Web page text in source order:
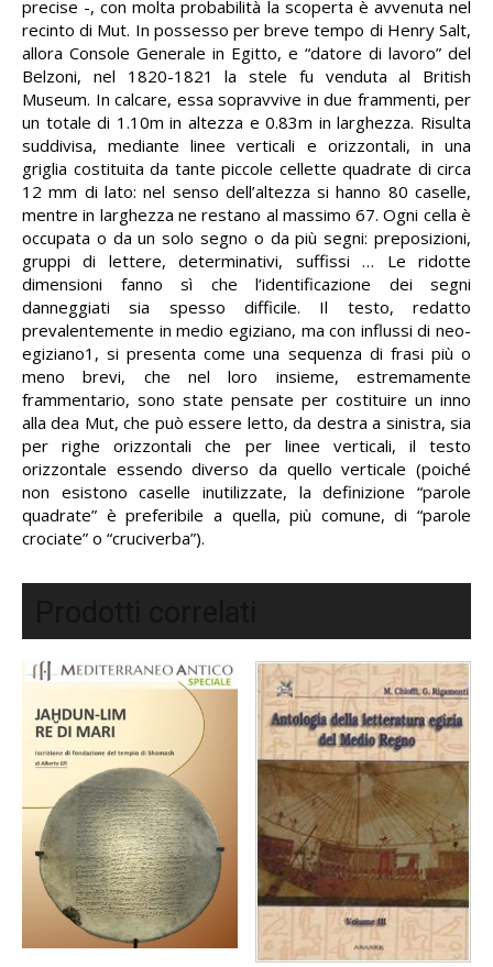
precise -, con molta probabilità la scoperta è avvenuta nel
recinto di Mut. In possesso per breve tempo di Henry Salt,
allora Console Generale in Egitto, e “datore di lavoro” del
Belzoni, nel 1820-1821 la stele fu venduta al British
Museum. In calcare, essa sopravvive in due frammenti, per
un totale di 1.10m in altezza e 0.83m in larghezza. Risulta
suddivisa, mediante linee verticali e orizzontali, in una
griglia costituita da tante piccole cellette quadrate di circa
12 mm di lato: nel senso dell’altezza si hanno 80 caselle,
mentre in larghezza ne restano al massimo 67. Ogni cella è
occupata o da un solo segno o da più segni: preposizioni,
gruppi di lettere, determinativi, suffissi … Le ridotte
dimensioni fanno sì che l’identificazione dei segni
danneggiati sia spesso difficile. Il testo, redatto
prevalentemente in medio egiziano, ma con influssi di neo-
egiziano1, si presenta come una sequenza di frasi più o
meno brevi, che nel loro insieme, estremamente
frammentario, sono state pensate per costituire un inno
alla dea Mut, che può essere letto, da destra a sinistra, sia
per righe orizzontali che per linee verticali, il testo
orizzontale essendo diverso da quello verticale (poiché
non esistono caselle inutilizzate, la definizione “parole
quadrate” è preferibile a quella, più comune, di “parole
crociate” o “cruciverba”).